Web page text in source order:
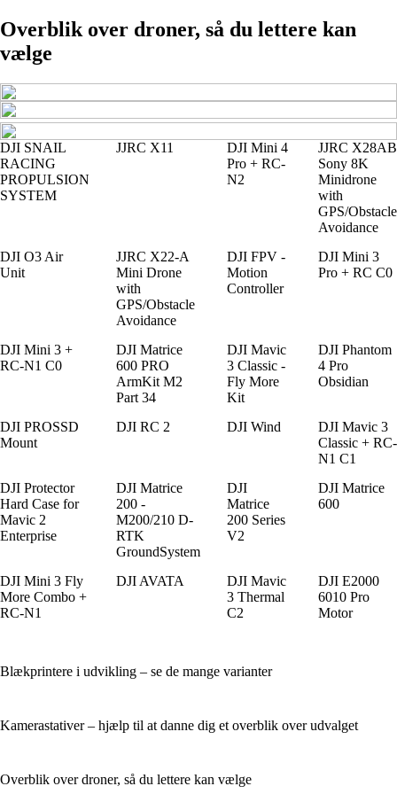
Overblik over droner, så du lettere kan
vælge
DJI SNAIL
RACING
PROPULSION
SYSTEM
JJRC X11
DJI Mini 4
Pro + RC-
N2
JJRC X28AB
Sony 8K
Minidrone
with
GPS/Obstacle
Avoidance
DJI O3 Air
Unit
JJRC X22-A
Mini Drone
with
GPS/Obstacle
Avoidance
DJI FPV -
Motion
Controller
DJI Mini 3
Pro + RC C0
DJI Mini 3 +
RC-N1 C0
DJI Matrice
600 PRO
ArmKit M2
Part 34
DJI Mavic
3 Classic -
Fly More
Kit
DJI Phantom
4 Pro
Obsidian
DJI PROSSD
Mount
DJI RC 2 DJI Wind
DJI Mavic 3
Classic + RC-
N1 C1
DJI Protector
Hard Case for
Mavic 2
Enterprise
DJI Matrice
200 -
M200/210 D-
RTK
GroundSystem
DJI
Matrice
200 Series
V2
DJI Matrice
600
DJI Mini 3 Fly
More Combo +
RC-N1
DJI AVATA
DJI Mavic
3 Thermal
C2
DJI E2000
6010 Pro
Motor
Blækprintere i udvikling – se de mange varianter
Kamerastativer – hjælp til at danne dig et overblik over udvalget
Overblik over droner, så du lettere kan vælge